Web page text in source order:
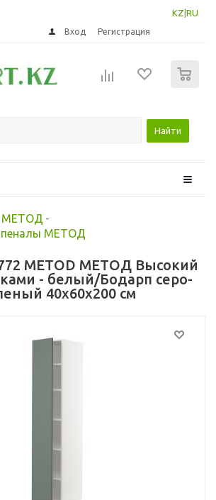
KZ RU
Вход Регистрация
Найти
МЕТОД -
МЕТОД
METOD МЕТОД Высокий
- белый/Бодарп серо-
40x60x200 см